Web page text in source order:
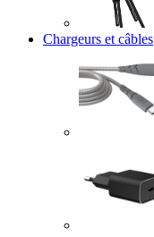
Chargeurs et câbles